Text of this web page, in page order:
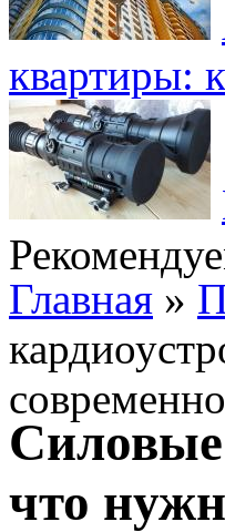
квартиры:
Главная »
Силовые
что